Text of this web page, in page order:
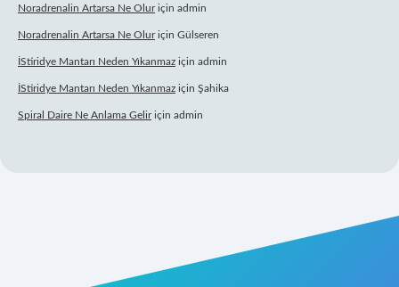
Noradrenalin Artarsa Ne Oluriçin admin
Noradrenalin Artarsa Ne Oluriçin Gülseren
İStiridye Mantarı Neden Yıkanmaz için admin
İStiridye Mantarı Neden Yıkanmaz için Şahika
Spiral Daire Ne Anlama Geliriçin admin